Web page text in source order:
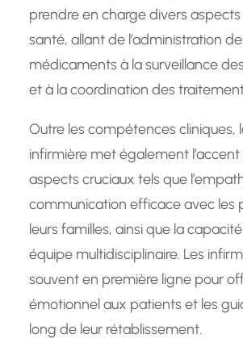
prendre en charge divers
santé, allant de l’administration
médicaments à la surveillance
et à la coordination des
Outre les compétences cliniques,
infirmière met également l’accent
aspects cruciaux tels que
communication efficace avec les
leurs familles, ainsi que la
équipe multidisciplinaire. Les
souvent en première ligne pour
émotionnel aux patients et les
long de leur rétablissement.